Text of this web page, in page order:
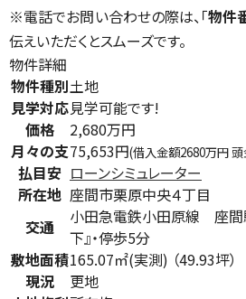
※電話でお問い合わせの際は、「物件
伝えいただくとスムーズです。
物件詳細
物件種別土地
見学対応見学可能です!
価格
2,680万円
月々の支
払目安
75,653円(借入金額2680万円
ローンシミュレーター
所在地 座間市栗原中央４丁目
交通
小田急電鉄小田原線 座間
下』・停歩5分
敷地面積165.07㎡(実測) （49.93坪）
現況
更地